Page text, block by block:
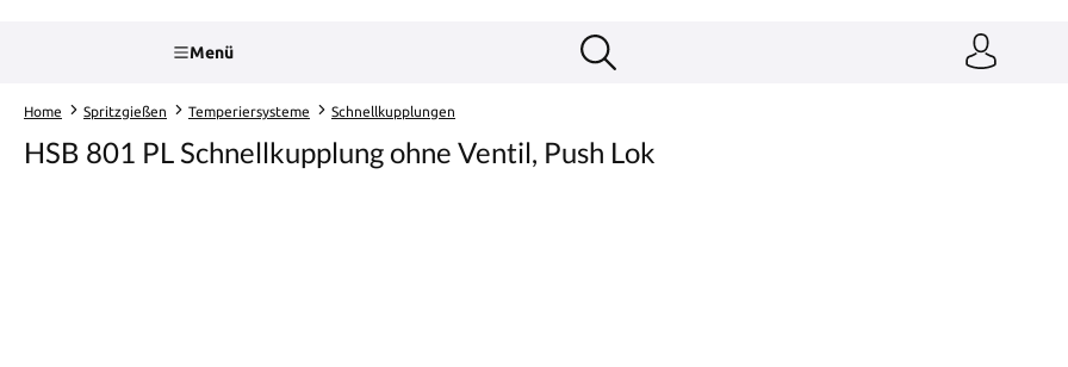
Menü
Home Spritzgießen Temperiersysteme Schnellkupplungen
HSB 801 PL Schnellkupplung ohne Ventil, Push Lok